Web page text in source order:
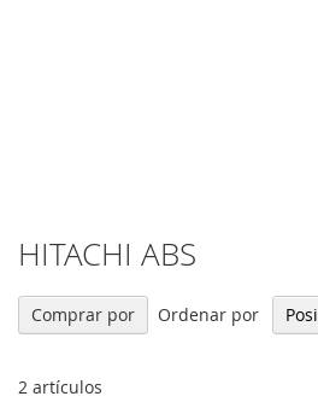
HITACHI ABS
2 artículos
Ordenar por
Comprar por